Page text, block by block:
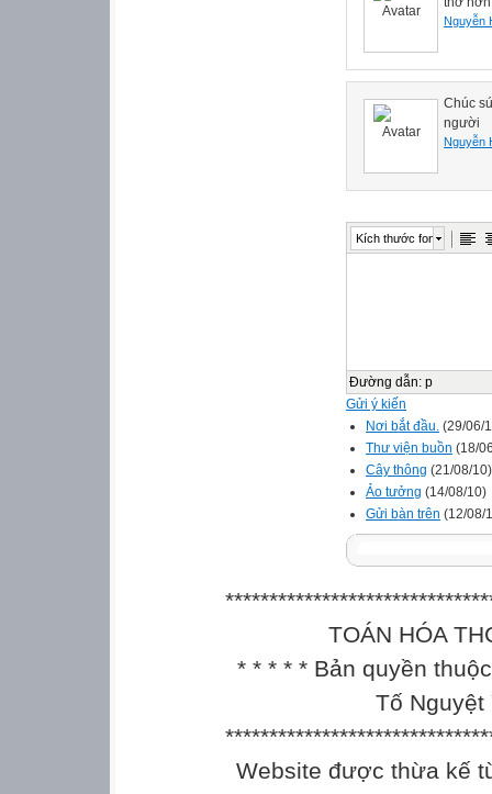
Nguyễn
Chúc
người
Nguyễn
Kích thước font
Đường dẫn: p
Gửi ý kiến
Nơi bắt đầu. (29/06/
Thư viện buồn (18/
Cây thông (21/08/10)
Ảo tưởng (14/08/10)
Gửi bàn trên (12/08/
TOÁN HÓA
* * * * * Bản quyền
Tố Nguyệt
Website được thừa kế